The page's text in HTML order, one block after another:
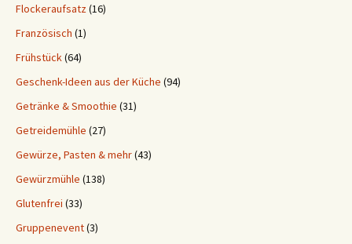
Flockeraufsatz(16)
Französisch (1)
Frühstück(64)
Geschenk-Ideen aus der Küche (94)
Getränke & Smoothie (31)
Getreidemühle (27)
Gewürze, Pasten & mehr(43)
Gewürzmühle (138)
Glutenfrei (33)
Gruppenevent(3)